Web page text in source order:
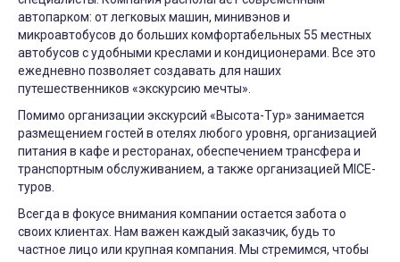
автопарком: от легковых машин, минивэнов и
микроавтобусов до больших комфортабельных 55 местных
автобусов с удобными креслами и кондиционерами. Все это
ежедневно позволяет создавать для наших
путешественников «экскурсию мечты».
Помимо организации экскурсий «Высота-Тур» занимается
размещением гостей в отелях любого уровня, организацией
питания в кафе и ресторанах, обеспечением трансфера и
транспортным обслуживанием, а также организацией MICE-
туров.
Всегда в фокусе внимания компании остается забота о
своих клиентах. Нам важен каждый заказчик, будь то
частное лицо или крупная компания. Мы стремимся, чтобы